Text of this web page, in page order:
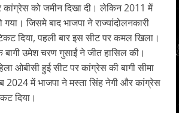
को जमीन दिखा दी। लेकिन 2011 में
जिसमे बाद भाजपा ने राज्यांदोलनकारी
दिया, पहली बार इस सीट पर कमल खिला।
उमेश चरण गुसाईं ने जीत हासिल की।
ओबीसी हुई सीट पर कांग्रेस की बागी सीमा
2024 में भाजपा ने मस्ता सिंह नेगी और कांग्रेस
दिया।